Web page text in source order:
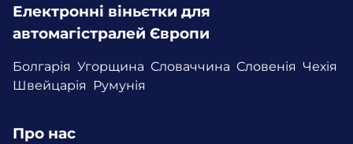
Електронні віньєтки для
автомагістралей Європи
Болгарія Угорщина Словаччина Словенія Чехія
Швейцарія
Румунія
Про нас